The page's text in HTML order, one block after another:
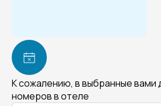
К сожалению, в выбранные вами
номеров в отеле